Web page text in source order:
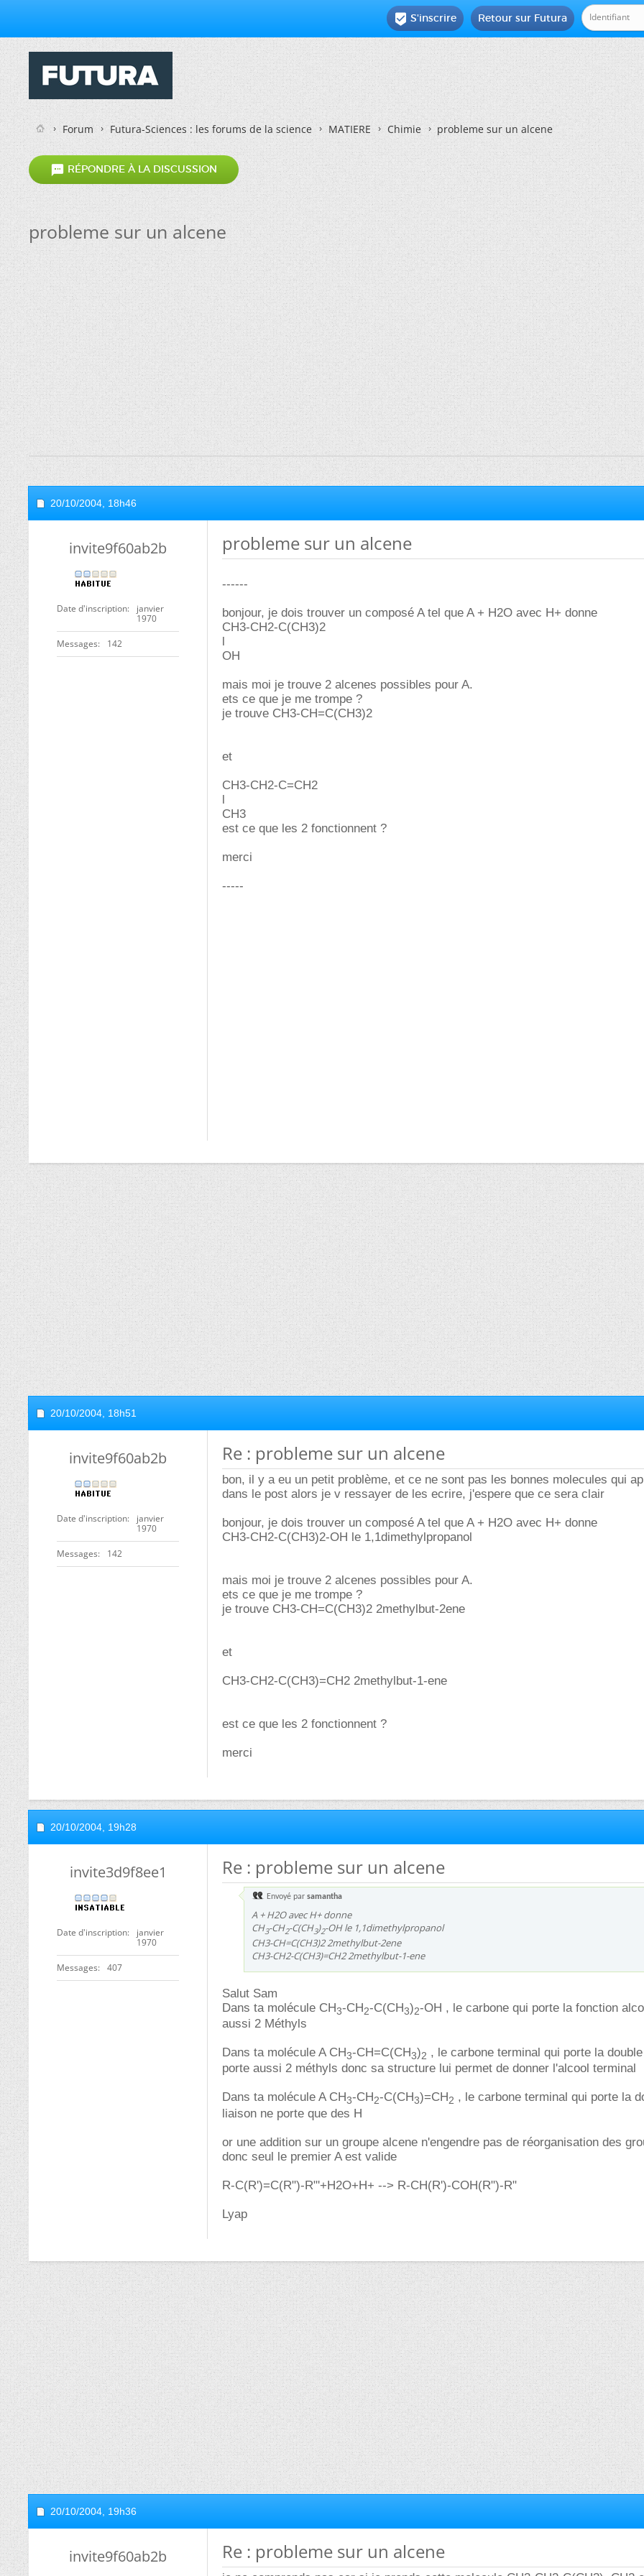
Retour sur Futura
 S'inscrire
Forum Futura-Sciences : les forums de la science MATIERE Chimie probleme sur un alcene
 RÉPONDRE À LA DISCUSSION
probleme sur un alcene
20/10/2004, 18h46
invite9f60ab2b
Date d'inscription
janvier
1970
Messages 142
probleme sur un alcene
------
bonjour, je dois trouver un composé A tel que A + H2O avec H+ donne
CH3-CH2-C(CH3)2
l
OH
mais moi je trouve 2 alcenes possibles pour A.
ets ce que je me trompe ?
je trouve CH3-CH=C(CH3)2
et
CH3-CH2-C=CH2
l
CH3
est ce que les 2 fonctionnent ?
merci
-----
20/10/2004, 18h51
invite9f60ab2b
Date d'inscription
janvier
1970
Messages 142
Re : probleme sur un alcene
bon, il y a eu un petit problème, et ce ne sont pas les bonnes molecules qui
dans le post alors je v ressayer de les ecrire, j'espere que ce sera clair
bonjour, je dois trouver un composé A tel que A + H2O avec H+ donne
CH3-CH2-C(CH3)2-OH le 1,1dimethylpropanol
mais moi je trouve 2 alcenes possibles pour A.
ets ce que je me trompe ?
je trouve CH3-CH=C(CH3)2 2methylbut-2ene
et
CH3-CH2-C(CH3)=CH2 2methylbut-1-ene
est ce que les 2 fonctionnent ?
merci
20/10/2004, 19h28
invite3d9f8ee1
Date d'inscription
janvier
1970
Messages 407
Re : probleme sur un alcene
Envoyé par samantha
A + H2O avec H+ donne
CH3-CH2-C(CH3)2-OH le 1,1dimethylpropanol
CH3-CH=C(CH3)2 2methylbut-2ene
CH3-CH2-C(CH3)=CH2 2methylbut-1-ene
Salut Sam
Dans ta molécule CH3-CH2-C(CH3)2-OH , le carbone qui porte la fonction
aussi 2 Méthyls
Dans ta molécule A CH3-CH=C(CH3)2 , le carbone terminal qui porte la
porte aussi 2 méthyls donc sa structure lui permet de donner l'alcool terminal
Dans ta molécule A CH3-CH2-C(CH3)=CH2 , le carbone terminal qui porte la
liaison ne porte que des H
or une addition sur un groupe alcene n'engendre pas de réorganisation des
donc seul le premier A est valide
R-C(R')=C(R")-R"'+H2O+H+ --> R-CH(R')-COH(R")-R"
Lyap
20/10/2004, 19h36
invite9f60ab2b Re : probleme sur un alcene